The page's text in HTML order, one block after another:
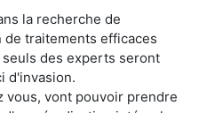
la recherche de
traitements efficaces
des experts seront
d'invasion.
vous, vont pouvoir prendre